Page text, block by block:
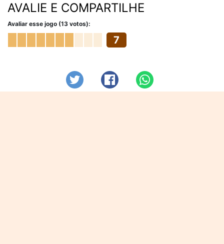
AVALIE E COMPARTILHE
Avaliar esse jogo (13 votos):
7